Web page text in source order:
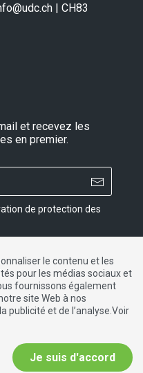
| CH83
et recevez les
en premier.
de protection des
données|Contact
le contenu et les
pour les médias sociaux et
fournissons également
site Web à nos
publicité et de l’analyse.Voir
Je suis d'accord